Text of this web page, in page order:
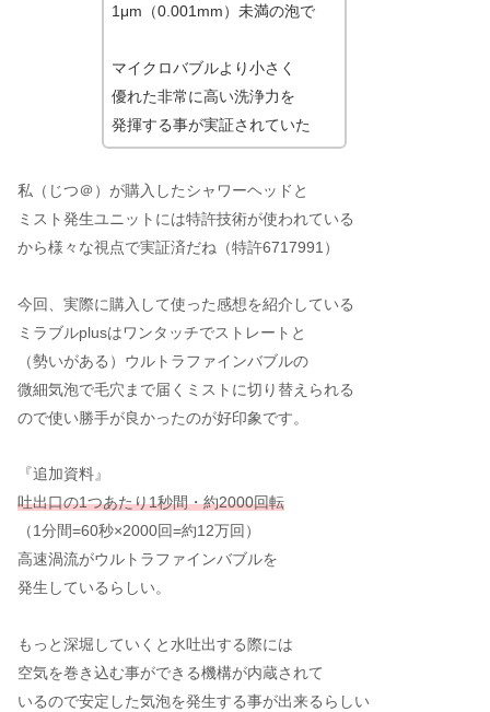
1μm（0.001mm）未満の泡で
マイクロバブルより小さく
優れた非常に高い洗浄力を
発揮する事が実証されていた
私（じつ＠）が購入したシャワーヘッドと
ミスト発生ユニットには特許技術が使われている
から様々な視点で実証済だね（特許6717991）
今回、実際に購入して使った感想を紹介している
ミラブルplusはワンタッチでストレートと
（勢いがある）ウルトラファインバブルの
微細気泡で毛穴まで届くミストに切り替えられる
ので使い勝手が良かったのが好印象です。
『追加資料』
吐出口の1つあたり1秒間・約2000回転
（1分間=60秒×2000回=約12万回）
高速渦流がウルトラファインバブルを
発生しているらしい。
もっと深堀していくと水吐出する際には
空気を巻き込む事ができる機構が内蔵されて
いるので安定した気泡を発生する事が出来るらしい